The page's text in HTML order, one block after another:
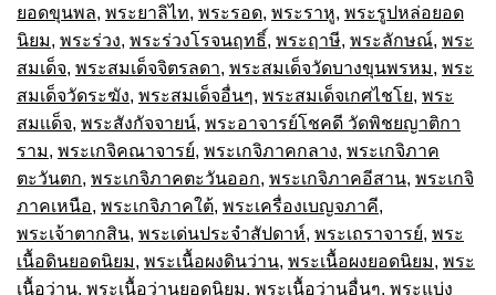
ยอดขุนพล, พระยาลิไท, พระรอด, พระราหู, พระรูปหล่อยอด
นิยม, พระร่วง, พระร่วงโรจนฤทธิ์, พระฤาษี, พระลักษณ์, พระ
สมเด็จ, พระสมเด็จจิตรลดา, พระสมเด็จวัดบางขุนพรหม, พระ
สมเด็จวัดระฆัง, พระสมเด็จอื่นๆ, พระสมเด็จเกศไชโย, พระ
สมเเด็จ, พระสังกัจจายน์, พระอาจารย์โชคดี วัดพิชยญาติกา
ราม, พระเกจิคณาจารย์, พระเกจิภาคกลาง, พระเกจิภาค
ตะวันตก, พระเกจิภาคตะวันออก, พระเกจิภาคอีสาน, พระเกจิ
ภาคเหนือ, พระเกจิภาคใต้, พระเครื่องเบญจภาคี,
พระเจ้าตากสิน, พระเด่นประจำสัปดาห์, พระเถราจารย์, พระ
เนื้อดินยอดนิยม, พระเนื้อผงดินว่าน, พระเนื้อผงยอดนิยม, พระ
เนื้อว่าน, พระเนื้อว่านยอดนิยม, พระเนื้อว่านอื่นๆ, พระแบ่ง